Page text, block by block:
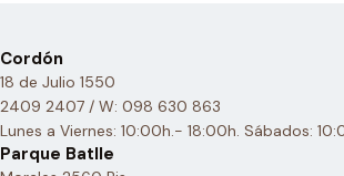
Cordón
18 de Julio 1550
2409 2407 / W: 098 630 863
Lunes a Viernes: 10:00h.- 18:00h. Sábados:
Parque Batlle